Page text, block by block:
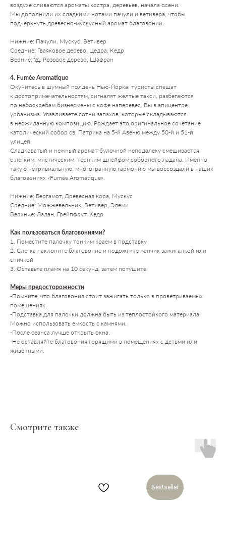
воздухе сливаются ароматы костра, деревьев, начала осени.
Мы дополнили их сладкими нотами пачули и ветивера, чтобы
подчеркнуть древесно-мускусный аромат благовонии.
Нижние: Пачули, Мускус, Ветивер
Средние: Гваяковое дерево, Цедра, Кедр
Верние: Уд, Розовое дерево, Шафран
4. Fumée Aromatique
Окунитесь в шумный полдень Нью-Йорка: туристы спешат
к достопримечательностям, сигналят желтые такси, разбегаются
по небоскребам бизнесмены с кофе наперевес. Вы в эпицентре
урбанизма. Улавливаете сотни запахов, которые складываются
в неожиданную композицию. Рождает это оригинальное сочетание
католический собор св. Патрика на 5-й Авеню между 50-й и 51-й
улицей.
Сладковатый и нежный аромат булочной неподалеку смешивается
с легким, мистическим, терпким шлейфом соборного ладана. Именно
такую нетривиальную, многогранную гармонию мы воссоздали в наших
благовониях «Fumée Aromatique».
Нижние: Бергамот, Древесная кора, Мускус
Средние: Можжевельник, Ветивер, Элеми
Верхние: Ладан, Грейпфрут, Кедр
Как пользоваться благовониями?
1. Поместите палочку тонким краем в подставку
2. Слегка наклоните благовоние и подожгите кончик зажигалкой или
спичкой
3. Оставьте пламя на 10 секунд, затем потушите
Меры предосторожности
-Помните, что благовония стоит зажигать только в проветриваемых
помещениях.
-Подставка для палочки должна быть из теплостойкого материала.
Можно использовать емкость с камнями.
-После сеанса лучше открыть окна.
-Не оставляйте благовония горящими в помещениях с детьми или
животными.
Смотрите также
Bestseller
ПОСЕТИТЕЛЯМ
Пространство
Магазин
Контакты
Консалтинг и продюсирование
О нас пишут